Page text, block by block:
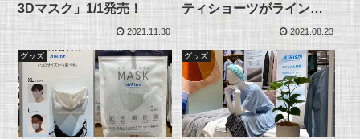
3Dマスク」1/1発売！
2021.11.30
ティショーツがラインナ
2021.08.23
グッズ グッズ